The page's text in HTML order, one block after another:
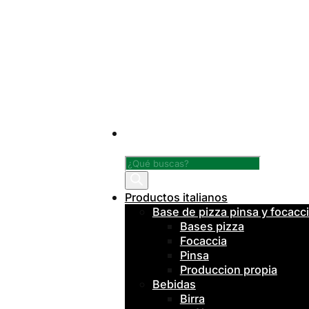
Búsqueda
de
productos
Productos italianos
Base de pizza pinsa y
Bases pizza
Focaccia
Pinsa
Produccion propia
Bebidas
Birra